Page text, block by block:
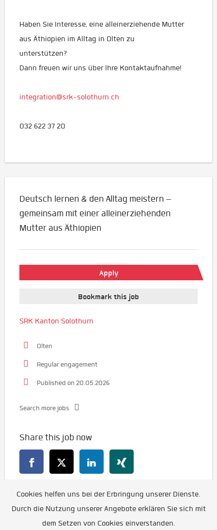
Haben Sie Interesse, eine alleinerziehende Mutter
aus Äthiopien im Alltag in Olten zu
unterstützen?
Dann freuen wir uns über Ihre Kontaktaufnahme!
integration@srk-solothurn.ch
032 622 37 20
Deutsch lernen & den Alltag meistern –
gemeinsam mit einer alleinerziehenden
Mutter aus Äthiopien
Apply
Bookmark this job
SRK Kanton Solothurn
Olten
Regular engagement
Published on 20.05.2026
Search more jobs
Share this job now
Go back
Cookies helfen uns bei der Erbringung unserer Dienste.
Durch die Nutzung unserer Angebote erklären Sie sich mit
dem Setzen von Cookies einverstanden.